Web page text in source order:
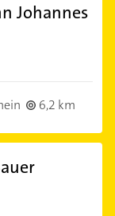
Johannes
6,2 km